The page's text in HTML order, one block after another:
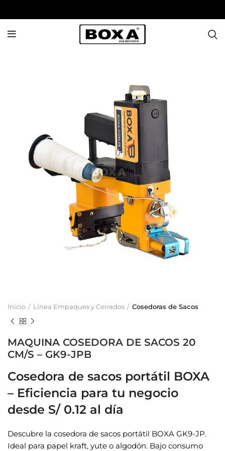
Inicio Línea Empaques y Cerrados Cosedoras de Sacos
MAQUINA COSEDORA DE SACOS 20
CM/S – GK9-JPB
Cosedora de sacos portátil BOXA
– Eficiencia para tu negocio
desde S/ 0.12 al día
Descubre la cosedora de sacos portátil BOXA GK9-JP.
Ideal para papel kraft, yute o algodón. Bajo consumo